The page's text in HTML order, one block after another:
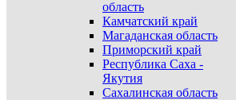
область
Камчатский край
Магаданская область
Приморский край
Республика Саха -
Якутия
Сахалинская область